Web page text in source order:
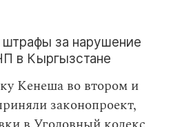
за нарушение
в Кыргызстане
Кенеша во втором и
законопроект,